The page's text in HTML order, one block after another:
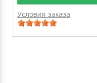
Условия заказа